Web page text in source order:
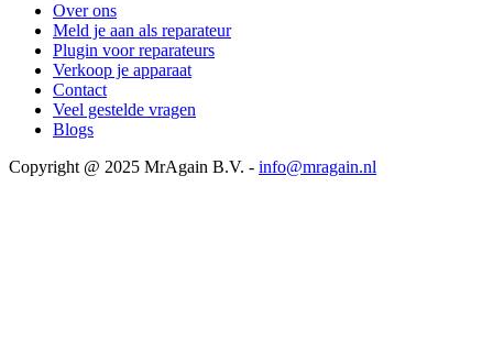
Over ons
Meld je aan als reparateur
Plugin voor reparateurs
Verkoop je apparaat
Contact
Veel gestelde vragen
Blogs
Copyright @ 2025 MrAgain B.V. - info@mragain.nl